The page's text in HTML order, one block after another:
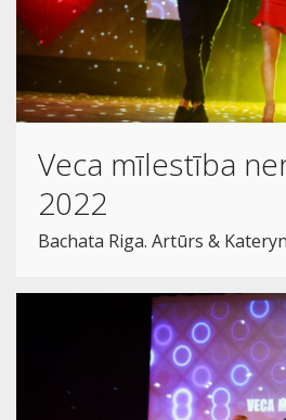
Veca mīlestība
2022
Bachata Riga. Artūrs &